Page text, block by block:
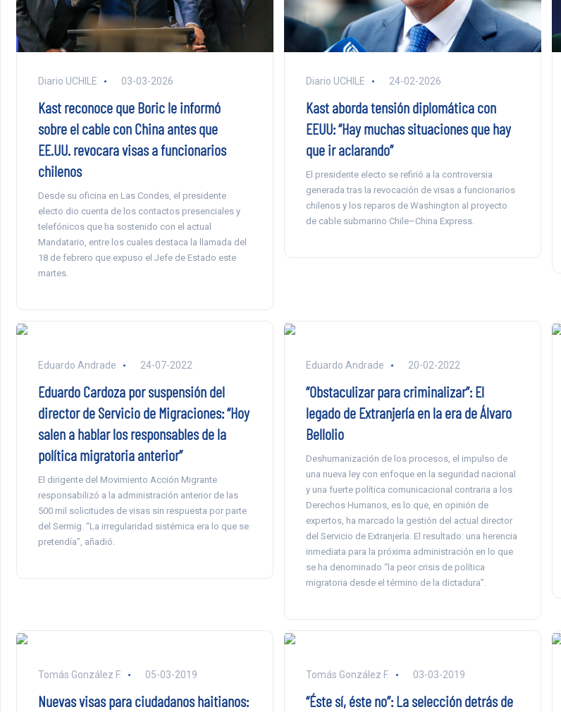
Diario UCHILE 03-03-2026
Kast reconoce que Boric le informó
sobre el cable con China antes que
EE.UU. revocara visas a funcionarios
chilenos
Desde su oficina en Las Condes, el presidente
electo dio cuenta de los contactos presenciales y
telefónicos que ha sostenido con el actual
Mandatario, entre los cuales destaca la llamada del
18 de febrero que expuso el Jefe de Estado este
martes.
Diario UCHILE 24-02-2026
Kast aborda tensión diplomática con
EEUU: “Hay muchas situaciones que hay
que ir aclarando”
El presidente electo se refirió a la controversia
generada tras la revocación de visas a funcionarios
chilenos y los reparos de Washington al proyecto
de cable submarino Chile–China Express.
Eduardo Andrade 24-07-2022
Eduardo Cardoza por suspensión del
director de Servicio de Migraciones: “Hoy
salen a hablar los responsables de la
política migratoria anterior”
El dirigente del Movimiento Acción Migrante
responsabilizó a la administración anterior de las
500 mil solicitudes de visas sin respuesta por parte
del Sermig. “La irregularidad sistémica era lo que se
pretendía”, añadió.
Eduardo Andrade 20-02-2022
“Obstaculizar para criminalizar”: El
legado de Extranjería en la era de Álvaro
Bellolio
Deshumanización de los procesos, el impulso de
una nueva ley con enfoque en la seguridad nacional
y una fuerte política comunicacional contraria a los
Derechos Humanos, es lo que, en opinión de
expertos, ha marcado la gestión del actual director
del Servicio de Extranjería. El resultado: una herencia
inmediata para la próxima administración en lo que
se ha denominado “la peor crisis de política
migratoria desde el término de la dictadura”.
Tomás González F. 05-03-2019
Nuevas visas para ciudadanos haitianos:
Tomás González F. 03-03-2019
“Éste sí, éste no”: La selección detrás de